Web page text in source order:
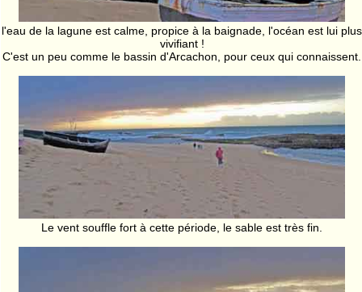
l'eau de la lagune est calme, propice à la baignade, l'océan est lui plus
vivifiant !
C'est un peu comme le bassin d'Arcachon, pour ceux qui connaissent.
Le vent souffle fort à cette période, le sable est très fin.